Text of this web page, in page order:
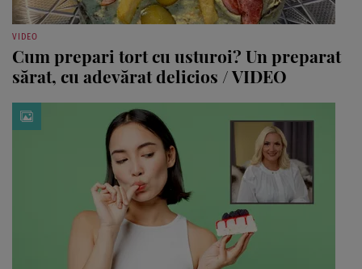
VIDEO
Cum prepari tort cu usturoi? Un preparat
sărat, cu adevărat delicios / VIDEO